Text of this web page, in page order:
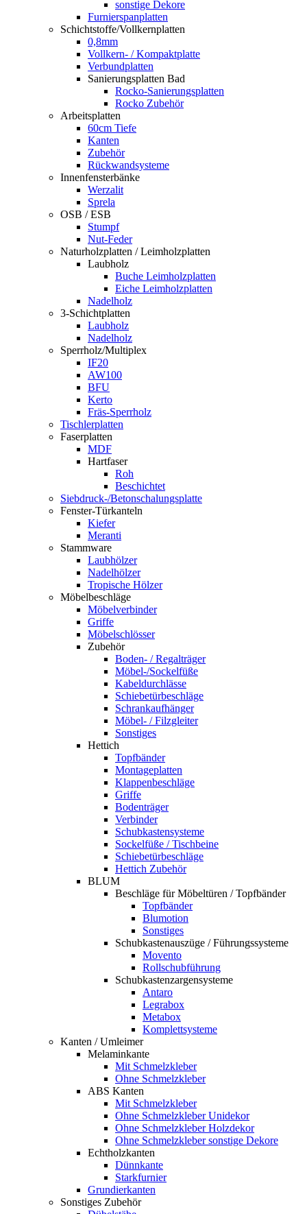
sonstige Dekore
Furnierspanplatten
Schichtstoffe/Vollkernplatten
0,8mm
Vollkern- / Kompaktplatte
Verbundplatten
Sanierungsplatten Bad
Rocko-Sanierungsplatten
Rocko Zubehör
Arbeitsplatten
60cm Tiefe
Kanten
Zubehör
Rückwandsysteme
Innenfensterbänke
Werzalit
Sprela
OSB / ESB
Stumpf
Nut-Feder
Naturholzplatten / Leimholzplatten
Laubholz
Buche Leimholzplatten
Eiche Leimholzplatten
Nadelholz
3-Schichtplatten
Laubholz
Nadelholz
Sperrholz/Multiplex
IF20
AW100
BFU
Kerto
Fräs-Sperrholz
Tischlerplatten
Faserplatten
MDF
Hartfaser
Roh
Beschichtet
Siebdruck-/Betonschalungsplatte
Fenster-Türkanteln
Kiefer
Meranti
Stammware
Laubhölzer
Nadelhölzer
Tropische Hölzer
Möbelbeschläge
Möbelverbinder
Griffe
Möbelschlösser
Zubehör
Boden- / Regalträger
Möbel-/Sockelfüße
Kabeldurchlässe
Schiebetürbeschläge
Schrankaufhänger
Möbel- / Filzgleiter
Sonstiges
Hettich
Topfbänder
Montageplatten
Klappenbeschläge
Griffe
Bodenträger
Verbinder
Schubkastensysteme
Sockelfüße / Tischbeine
Schiebetürbeschläge
Hettich Zubehör
BLUM
Beschläge für Möbeltüren / Topfbänder
Topfbänder
Blumotion
Sonstiges
Schubkastenauszüge / Führungssysteme
Movento
Rollschubführung
Schubkastenzargensysteme
Antaro
Legrabox
Metabox
Komplettsysteme
Kanten / Umleimer
Melaminkante
Mit Schmelzkleber
Ohne Schmelzkleber
ABS Kanten
Mit Schmelzkleber
Ohne Schmelzkleber Unidekor
Ohne Schmelzkleber Holzdekor
Ohne Schmelzkleber sonstige Dekore
Echtholzkanten
Dünnkante
Starkfurnier
Grundierkanten
Sonstiges Zubehör